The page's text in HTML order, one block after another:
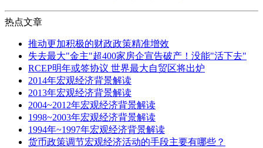
热点文章
推动更加积极的财政政策精准增效
失去最大"金主"超400家房企宣告破产！没能"活下去"
RCEP明年或签协议 世界最大自贸区将出炉
2014年宏观经济背景解读
2013年宏观经济背景解读
2004~2012年宏观经济背景解读
1998~2003年宏观经济背景解读
1994年~1997年宏观经济背景解读
货币政策调节宏观经济活动的手段主要有哪些？